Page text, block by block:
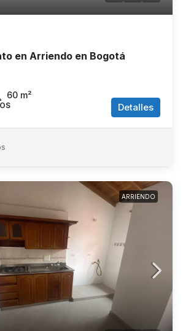
en Arriendo en Bogotá
60 m²
Detalles
ARRIENDO